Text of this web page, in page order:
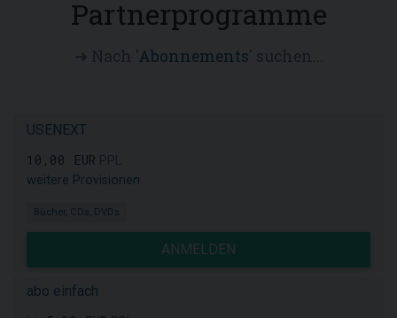
Partnerprogramme
Abonnements
USENEXT
10,00 EUR
weitere Provisionen
Bücher, CDs, DVDs
ANMELDEN
abo einfach